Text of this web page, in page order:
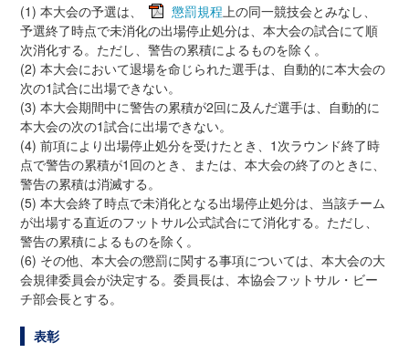
(1) 本大会の予選は、
懲罰規程 上の同一競技会とみなし、
予選終了時点で未消化の出場停止処分は、本大会の試合にて順
次消化する。ただし、警告の累積によるものを除く。
(2) 本大会において退場を命じられた選手は、自動的に本大会の
次の1試合に出場できない。
(3) 本大会期間中に警告の累積が2回に及んだ選手は、自動的に
本大会の次の1試合に出場できない。
(4) 前項により出場停止処分を受けたとき、1次ラウンド終了時
点で警告の累積が1回のとき、または、本大会の終了のときに、
警告の累積は消滅する。
(5) 本大会終了時点で未消化となる出場停止処分は、当該チーム
が出場する直近のフットサル公式試合にて消化する。ただし、
警告の累積によるものを除く。
(6) その他、本大会の懲罰に関する事項については、本大会の大
会規律委員会が決定する。委員長は、本協会フットサル・ビー
チ部会長とする。
表彰